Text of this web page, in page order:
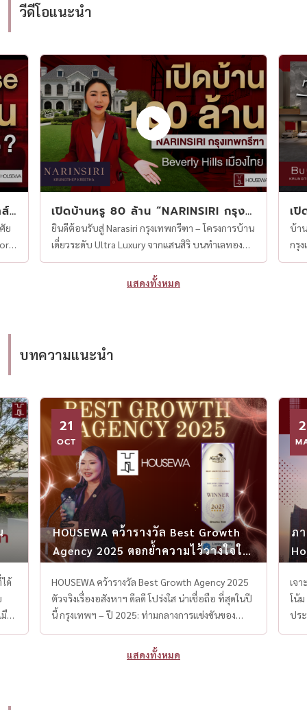
วีดีโอแนะนำ
ย
ะ
เปิดบ้านหรู 80 ล้าน “NARINSIRI กรุงเ
ทพกรีฑา” ฉายา Beverly Hills เมืองไ
ทย | HouseWa Thailand
ยินดีต้อนรับสู่ Narasiri กรุงเทพกรีฑา – โครงการบ้าน
เดี่ยวระดับ Ultra Luxury จากแสนสิริ บนทำเลทอง
ย่าน "กรุงเทพกรีฑา" ที่หลายคนขนานนามว่า
ใช้สอย ~550 ตร.ม. 4 ห้องนอน / 5 ห้องน้ำ / ลิฟต์
แยกส่วน ที่จอดรถ 4 คัน พร้อม EV Charger ระบบ
บ้านอัจฉริยะ (Smart Home) โครงการได้รับแรง
บันดาลใจจาก “Beverly Hills” ผสมความหรูหรา
แบบฝรั่งเศสและอเมริกัน ยกระดับชีวิตให้รู้สึกเหมือน
อยู่รีสอร์ตทุกวัน 📍 โครงการตั้งอยู่บนถนน
กรุงเทพกรีฑาตัดใหม่ ใกล้สนามบินสุวรรณภูมิ
ทางด่วน และสนามกอล์ฟชั้นนำ 🎥 โดย HouseWa
Thailand – ตัวจริงเรื่องอสังหาฯ ระดับ Luxury 📞
สนใจชมโครงการหรือรับคำปรึกษา LINE:
@housewa #Narasiriกรุงเทพกรีฑา #บ้าน
#HouseTourThailand #BeverlyHillsเมืองไทย
#แสนสิริ #บ้านเดี่ยวหรู #ModernClassicHome
#HouseWaThailand #LuxuryLivingBangkok
#KrungthepKreetha #บ้านสวยสไตล์ยุโรป
เ
าน
บ้า
กรุ
โค
ส
ของกรุงเ
– ตั
หรื
#บ้านเดี่ย
สงบ #รีวิวบ้านหรู #LuxuryRealEstate
ลิฟต์ #MinimalLuxury #บ้าน
แสดงทั้งหมด
บทความแนะนำ
ดตลอดวัน Mantana Krungthep Kreetha 7 Mantana Krungthep Kreetha 7 เป็นโครงการที่อยู่อาศัยจากแลนด์ แอนด์ เฮ้าส์ ที่ให้ความสำคัญกับคุณภาพชีวิตในทุกวัน ภายในโครงการรายล้อมด้วยต้นไม้ใหญ่และพื้นที่สีเขียว ช่วยสร้างบรรยากาศร่มรื่น ผ่อนคลาย และเหมาะกับการใช้ชีวิตของครอบครัวค่ะ ที่ตั้งโครงการ: ซอยกรุงเทพกรีฑา 7 แขวงหัวหมาก เขตบางกะปิ กรุงเทพฯ ขนาดพื้นที่: เริ่มต้น 55–95 ตร.ว. ลักษณะโครงการ: บ้านเดี่ยว จำนวนชั้น: 2 ชั้น ขนาดห้อง: 3–4 ห้องนอน 3 ห้องน้ำ 2 ที่จอดรถ จุดเด่นและสิ่งอำนวยคว
21
OCT
HOUSEWA คว้ารางวัล Best Growth
Agency 2025 ตอกย้ำความไว้วางใจใน
HOUSEWA คว้ารางวัล Best Growth Agency 2025
ตัวจริงเรื่องอสังหาฯ ดีลดี โปร่งใส น่าเชื่อถือ ที่สุดในปี
นี้ กรุงเทพฯ – ปี 2025: ท่ามกลางการแข่งขันของ
ตลาดอสังหาริมทรัพย์ในประเทศไทยที่เติบโตอย่าง
ต่อเนื่อง HOUSEWA Thailand ได้แสดงศักยภาพอัน
โดดเด่น ด้วยการคว้ารางวัล Best Growth Agency
ภ
เจ
โน้
ปร
ขอ
แสดงทั้งหมด